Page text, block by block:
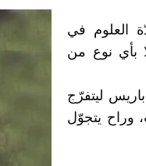
العلوم في
بأي نوع من
ليتفرّج
وراح يتجوّل